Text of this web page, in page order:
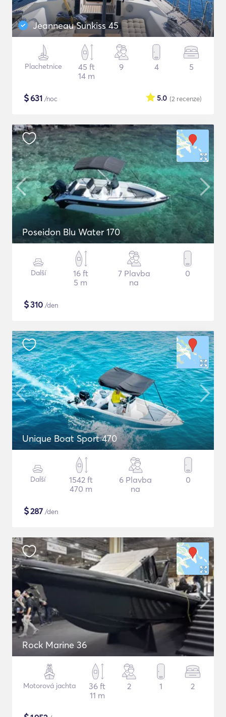
Jeanneau Sunkiss 45
Plachetnice
45 ft
14 m
9 4 5
$631 /noc (2 recenze)
5.0
Poseidon Blu Water 170
Další
16 ft
5 m
7 Plavba
na
0
$310 /den
Unique Boat Sport 470
Další
1542 ft
470 m
6 Plavba
na
0
$287 /den
Rock Marine 36
Motorová jachta
36 ft
11 m
2 1 2